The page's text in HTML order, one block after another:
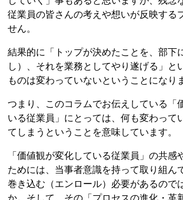
従業員の皆さんの考えや想いが反映する
せん。
結果的に「トップが決めたことを、部下
し）、それを業務としてやり遂げる」と
ものは変わっていないということになり
つまり、このコラムでお伝えしている「
いる従業員」にとっては、何も変わって
てしまうということを意味しています。
「価値観が変化している従業員」の共感
ためには、当事者意識を持って取り組ん
巻き込む（エンロール）必要があるので
か。そして、その「プロセスの進化・革